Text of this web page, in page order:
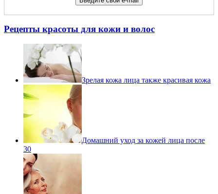
Рецепты красоты для кожи и волос
Зрелая кожа лица также красивая кожа
Домашний уход за кожей лица после
30